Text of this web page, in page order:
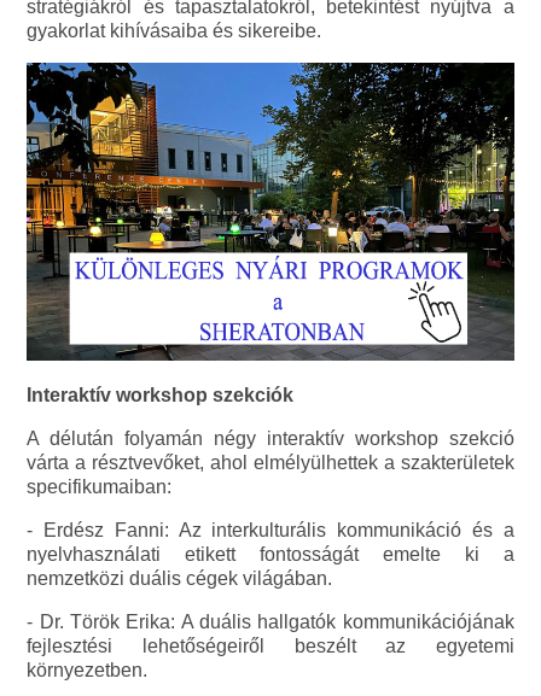
stratégiákról és tapasztalatokról, betekintést nyújtva a
gyakorlat kihívásaiba és sikereibe.
Interaktív workshop szekciók
A délután folyamán négy interaktív workshop szekció
várta a résztvevőket, ahol elmélyülhettek a szakterületek
specifikumaiban:
- Erdész Fanni: Az interkulturális kommunikáció és a
nyelvhasználati etikett fontosságát emelte ki a
nemzetközi duális cégek világában.
- Dr. Török Erika: A duális hallgatók kommunikációjának
fejlesztési lehetőségeiről beszélt az egyetemi
környezetben.